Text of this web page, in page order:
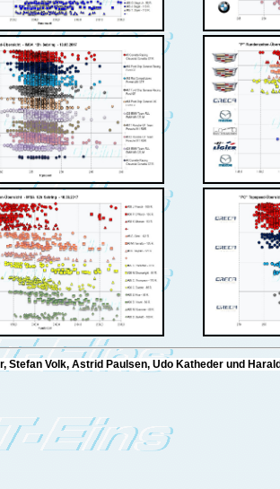
Stefan Volk, Astrid Paulsen, Udo Katheder und